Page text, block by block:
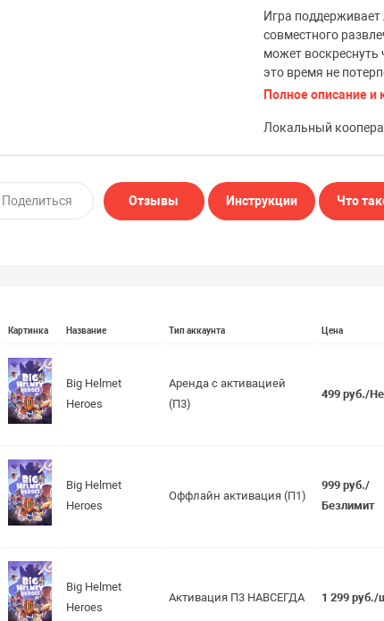
Игра
совместного
может воскреснуть
это время не
Полное описание и
Локальный
Отзывы Инструкции Что
Поделиться
Картинка Название Тип аккаунта Цена
Big Helmet
Heroes
Аренда с активацией
(П3)
499 руб./
Big Helmet
Heroes
Оффлайн активация (П1)
999 руб./
Безлимит
Big Helmet
Heroes
Активация П3 НАВСЕГДА 1 299 руб./